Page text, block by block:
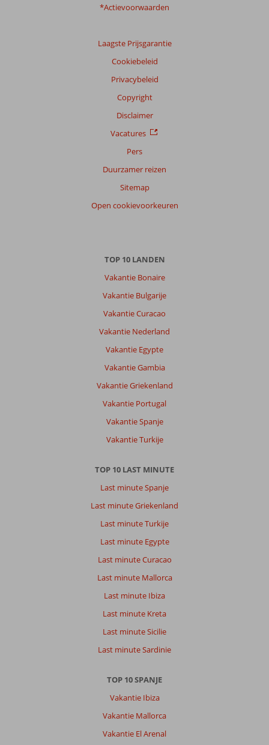
*Actievoorwaarden
Laagste Prijsgarantie
Cookiebeleid
Privacybeleid
Copyright
Disclaimer
Vacatures
Pers
Duurzamer reizen
Sitemap
Open cookievoorkeuren
TOP 10 LANDEN
Vakantie Bonaire
Vakantie Bulgarije
Vakantie Curacao
Vakantie Nederland
Vakantie Egypte
Vakantie Gambia
Vakantie Griekenland
Vakantie Portugal
Vakantie Spanje
Vakantie Turkije
TOP 10 LAST MINUTE
Last minute Spanje
Last minute Griekenland
Last minute Turkije
Last minute Egypte
Last minute Curacao
Last minute Mallorca
Last minute Ibiza
Last minute Kreta
Last minute Sicilie
Last minute Sardinie
TOP 10 SPANJE
Vakantie Ibiza
Vakantie Mallorca
Vakantie El Arenal